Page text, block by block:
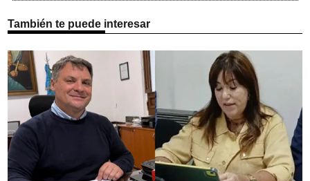
También te puede interesar